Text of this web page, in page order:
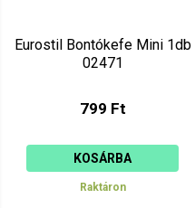
Eurostil Bontókefe Mini 1db
02471
799 Ft
KOSÁRBA
Raktáron